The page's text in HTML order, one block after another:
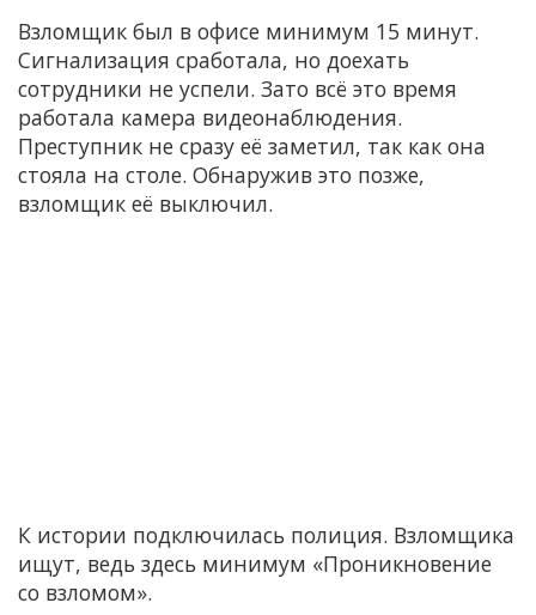
Взломщик был в офисе минимум 15 минут.
Сигнализация сработала, но доехать
сотрудники не успели. Зато всё это время
работала камера видеонаблюдения.
Преступник не сразу её заметил, так как она
стояла на столе. Обнаружив это позже,
взломщик её выключил.
К истории подключилась полиция. Взломщика
ищут, ведь здесь минимум «Проникновение
со взломом».